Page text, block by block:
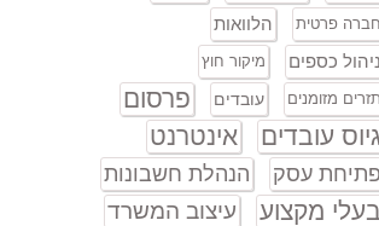
חברה פרטית
הלוואות
ניהול כספים
מיקור חוץ
תזרים מזומנים עובדים
פרסום
גיוס עובדים
אינטרנט
פתיחת עסק הנהלת חשבונות
בעלי מקצוע עיצוב המשרד